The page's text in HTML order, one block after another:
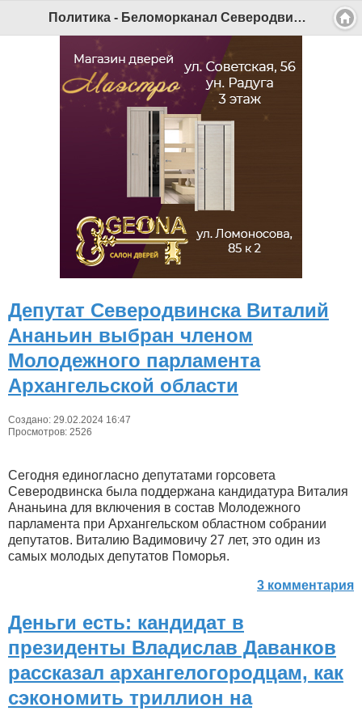
Политика - Беломорканал Северодвинск tv29.ru
Депутат Северодвинска Виталий
Ананьин выбран членом
Молодежного парламента
Архангельской области
Создано: 29.02.2024 16:47
Просмотров: 2526
Сегодня единогласно депутатами горсовета
Северодвинска была поддержана кандидатура Виталия
Ананьина для включения в состав Молодежного
парламента при Архангельском областном собрании
депутатов. Виталию Вадимовичу 27 лет, это один из
самых молодых депутатов Поморья.
3 комментария
Деньги есть: кандидат в
президенты Владислав Даванков
рассказал архангелогородцам, как
сэкономить триллион на